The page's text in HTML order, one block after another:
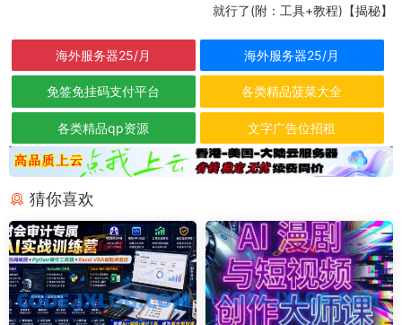
就行了(附：工具+教程)【揭秘】
海外服务器25/月 海外服务器25/月
免签免挂码支付平台 各类精品菠菜大全
各类精品qp资源 文字广告位招租
猜你喜欢